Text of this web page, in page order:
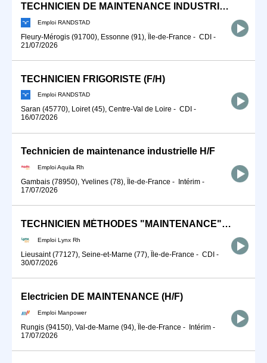
TECHNICIEN DE MAINTENANCE INDUSTRIELLE (F/H)
Emploi RANDSTAD
Fleury-Mérogis (91700), Essonne (91), Île-de-France - CDI -
21/07/2026
TECHNICIEN FRIGORISTE (F/H)
Emploi RANDSTAD
Saran (45770), Loiret (45), Centre-Val de Loire - CDI -
16/07/2026
Technicien de maintenance industrielle H/F
Emploi Aquila Rh
Gambais (78950), Yvelines (78), Île-de-France - Intérim -
17/07/2026
TECHNICIEN MÉTHODES "MAINTENANCE" H/F
Emploi Lynx Rh
Lieusaint (77127), Seine-et-Marne (77), Île-de-France - CDI -
30/07/2026
Electricien DE MAINTENANCE (H/F)
Emploi Manpower
Rungis (94150), Val-de-Marne (94), Île-de-France - Intérim -
17/07/2026